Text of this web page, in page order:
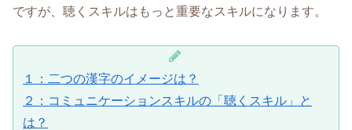
ですが、聴くスキルはもっと重要なスキルになります。
１：二つの漢字のイメージは？
２：コミュニケーションスキルの「聴くスキル」と
は？